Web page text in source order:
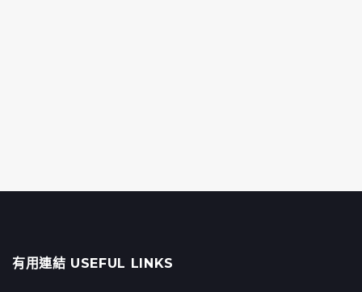
有用連結 USEFUL LINKS